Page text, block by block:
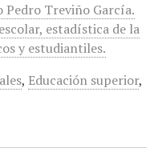
Pedro Treviño García.
estadística de la
y estudiantiles.
, Educación superior,